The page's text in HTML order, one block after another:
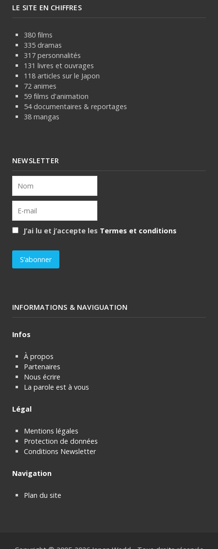
LE SITE EN CHIFFRES
380 films
335 dramas
317 personnalités
131 livres et ouvrages
118 articles sur le Japon
72 animes
59 films d'animation
54 documentaires & reportages
38 mangas
NEWSLETTER
J’ai lu et j’accepte les Termes et conditions
INFORMATIONS & NAVIGUATION
Infos
À propos
Partenaires
Nous écrire
La parole est à vous
Légal
Mentions légales
Protection de données
Conditions Newsletter
Navigation
Plan du site